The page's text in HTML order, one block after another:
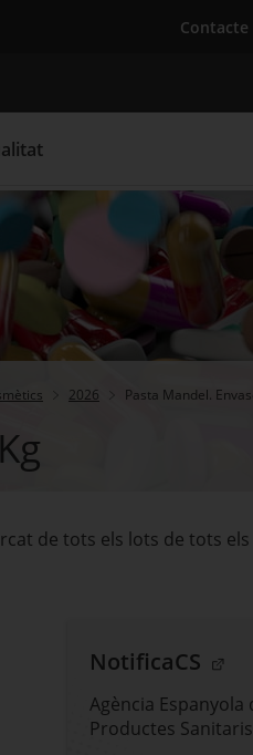
Contacte
La baixa mèdica
2026 Pasta Mandel.
de tots els lots de tots
NotificaCS .
Agència
Productes Sanitaris